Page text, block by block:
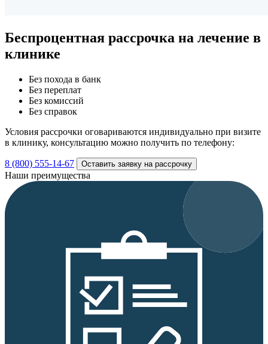
Беспроцентная рассрочка на лечение в
клинике
Без похода в банк
Без переплат
Без комиссий
Без справок
Условия рассрочки оговариваются индивидуально при визите
в клинику, консультацию можно получить по телефону:
8 (800) 555-14-67 Оставить заявку на рассрочку
Наши преимущества